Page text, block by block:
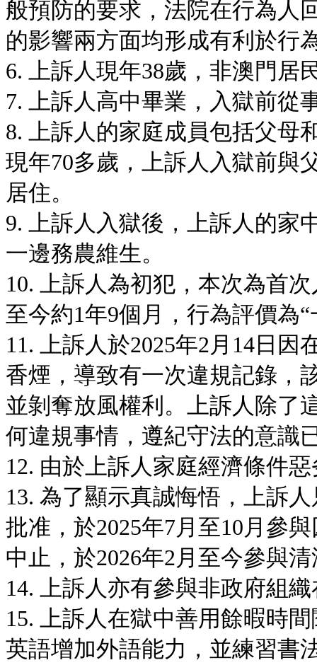
般預防的要求，法院在行為人
的影響兩方面均形成有利於行
6. 上訴人現年38歲，非澳門居
7. 上訴人高中畢業，入獄前從
8. 上訴人的家庭成員包括父母
現年70多歲，上訴人入獄前與
居住。
9. 上訴人入獄後，上訴人的家
一邊務農維生。
10. 上訴人為初犯，本次為首
至今約1年9個月，行為評價為“
11. 上訴人於2025年2月14日
香煙，導致有一次違規記錄，
並剝奪放風權利。上訴人除了
何違規事情，遵紀守法的意識
12. 由於上訴人家庭經濟條件
13. 為了顯示真誠悔悟，上訴
批准，於2025年7月至10月參
中止，於2026年2月至今參與
14. 上訴人亦有參與非政府組
15. 上訴人在獄中善用餘暇時
英語增加外語能力，並練習書